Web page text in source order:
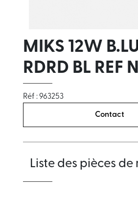
MIKS 12W
RDRD BL REF
Réf : 963253
Contact
Liste des pièces